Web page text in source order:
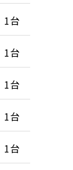
1台
1台
1台
1台
1台